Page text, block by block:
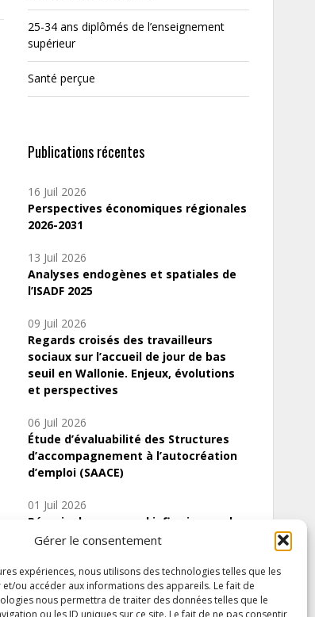
Gérer le consentement
expériences, nous utilisons des technologies telles que les
ou accéder aux informations des appareils. Le fait de
nous permettra de traiter des données telles que le
ou les ID uniques sur ce site. Le fait de ne pas consentir
25-34 ans diplômés de l’enseignement
supérieur
Santé perçue
Publications récentes
16 Juil 2026
Perspectives économiques régionales
2026-2031
13 Juil 2026
Analyses endogènes et spatiales de
l’ISADF 2025
09 Juil 2026
Regards croisés des travailleurs
sociaux sur l’accueil de jour de bas
seuil en Wallonie. Enjeux, évolutions
et perspectives
06 Juil 2026
Étude d’évaluabilité des Structures
d’accompagnement à l’autocréation
d’emploi (SAACE)
01 Juil 2026
Pénurie du personnel infirmier :quels
indicateurs d’offre de soins pour